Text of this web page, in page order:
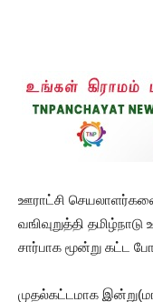
ஊராட்சி
வஙிவுறுத்தி
சார்பாக மூன்று கட்ட
முதல்கட்டமாக